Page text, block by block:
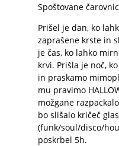
Spoštovane
Prišel je dan, ko
zaprašene krste in
je čas, ko lahko
krvi. Prišla je noč,
in praskamo
mu pravimo
možgane
bo slišalo kričeč
(funk/soul/disco/
poskrbel 5h.